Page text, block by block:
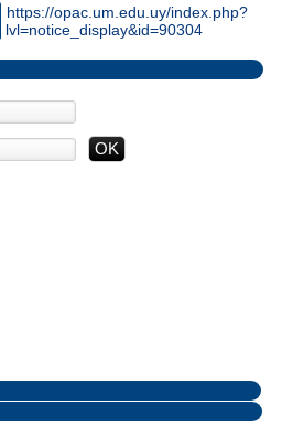
https://opac.um.edu.uy/index.php?
lvl=notice_display&id=90304